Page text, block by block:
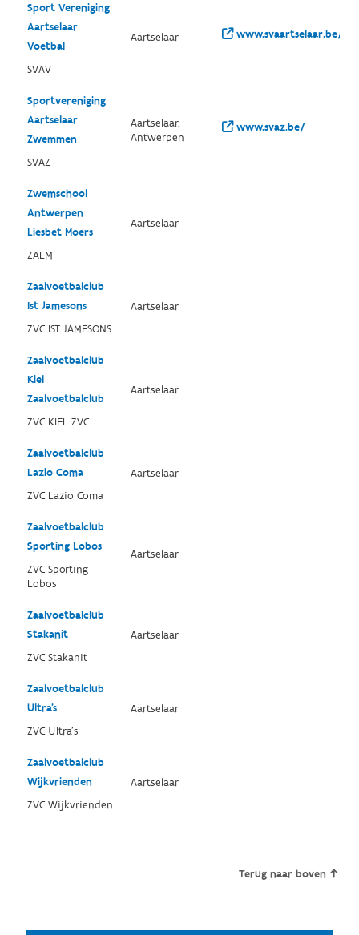
Sport Vereniging
Aartselaar
Voetbal
SVAV
Aartselaar www.svaartselaar.be/
Sportvereniging
Aartselaar
Zwemmen
SVAZ
Aartselaar,
Antwerpen
www.svaz.be/
Zwemschool
Antwerpen
Liesbet Moers
ZALM
Aartselaar
Zaalvoetbalclub
Ist Jamesons
ZVC IST JAMESONS
Aartselaar
Zaalvoetbalclub
Kiel
Zaalvoetbalclub
ZVC KIEL ZVC
Aartselaar
Zaalvoetbalclub
Lazio Coma
ZVC Lazio Coma
Aartselaar
Zaalvoetbalclub
Sporting Lobos
ZVC Sporting
Lobos
Aartselaar
Zaalvoetbalclub
Stakanit
ZVC Stakanit
Aartselaar
Zaalvoetbalclub
Ultra's
ZVC Ultra's
Aartselaar
Zaalvoetbalclub
Wijkvrienden
ZVC Wijkvrienden
Aartselaar
Terug naar boven